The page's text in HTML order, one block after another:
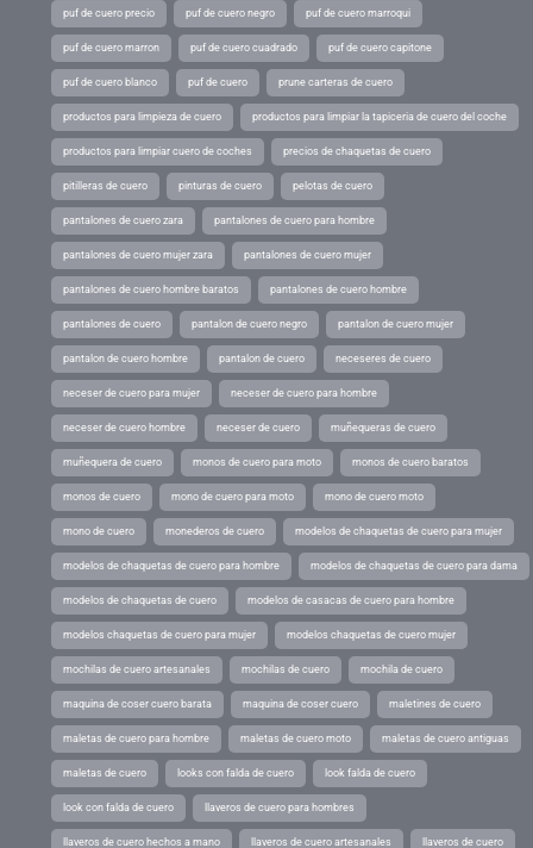
puf de cuero precio puf de cuero negro puf de cuero marroqui
puf de cuero marron puf de cuero cuadrado puf de cuero capitone
puf de cuero blanco puf de cuero prune carteras de cuero
productos para limpieza de cuero productos para limpiar la tapiceria de cuero del coche
productos para limpiar cuero de coches precios de chaquetas de cuero
pitilleras de cuero pinturas de cuero pelotas de cuero
pantalones de cuero zara pantalones de cuero para hombre
pantalones de cuero mujer zara pantalones de cuero mujer
pantalones de cuero hombre baratos pantalones de cuero hombre
pantalones de cuero pantalon de cuero negro pantalon de cuero mujer
pantalon de cuero hombre pantalon de cuero neceseres de cuero
neceser de cuero para mujer neceser de cuero para hombre
neceser de cuero hombre neceser de cuero muñequeras de cuero
muñequera de cuero monos de cuero para moto monos de cuero baratos
monos de cuero mono de cuero para moto mono de cuero moto
mono de cuero monederos de cuero modelos de chaquetas de cuero para mujer
modelos de chaquetas de cuero para hombre modelos de chaquetas de cuero para dama
modelos de chaquetas de cuero modelos de casacas de cuero para hombre
modelos chaquetas de cuero para mujer modelos chaquetas de cuero mujer
mochilas de cuero artesanales mochilas de cuero mochila de cuero
maquina de coser cuero barata maquina de coser cuero maletines de cuero
maletas de cuero para hombre maletas de cuero moto maletas de cuero antiguas
maletas de cuero looks con falda de cuero look falda de cuero
look con falda de cuero llaveros de cuero para hombres
llaveros de cuero hechos a mano llaveros de cuero artesanales llaveros de cuero